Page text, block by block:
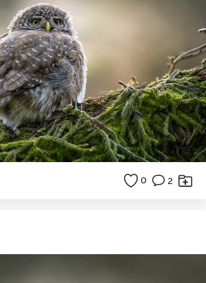
0 2